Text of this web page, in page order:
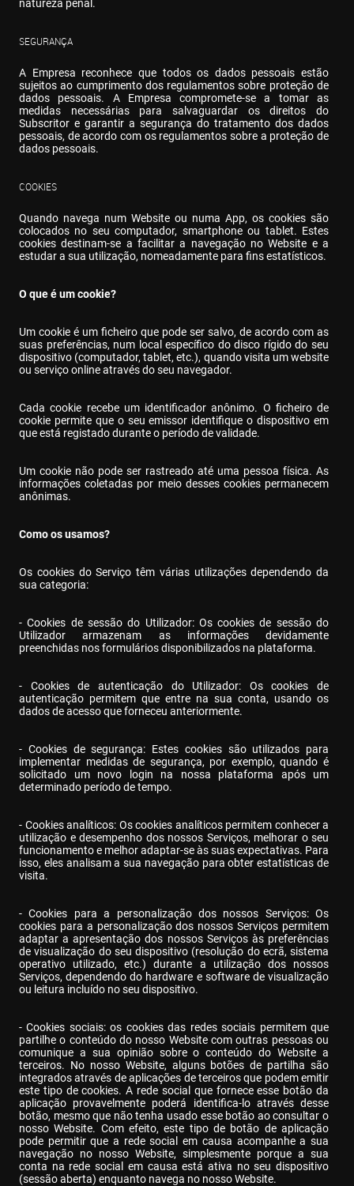
natureza penal.
SEGURANÇA
A Empresa reconhece que todos os dados pessoais estão
sujeitos ao cumprimento dos regulamentos sobre proteção de
dados pessoais. A Empresa compromete-se a tomar as
medidas necessárias para salvaguardar os direitos do
Subscritor e garantir a segurança do tratamento dos dados
pessoais, de acordo com os regulamentos sobre a proteção de
dados pessoais.
COOKIES
Quando navega num Website ou numa App, os cookies são
colocados no seu computador, smartphone ou tablet. Estes
cookies destinam-se a facilitar a navegação no Website e a
estudar a sua utilização, nomeadamente para fins estatísticos.
O que é um cookie?
Um cookie é um ficheiro que pode ser salvo, de acordo com as
suas preferências, num local específico do disco rígido do seu
dispositivo (computador, tablet, etc.), quando visita um website
ou serviço online através do seu navegador.
Cada cookie recebe um identificador anônimo. O ficheiro de
cookie permite que o seu emissor identifique o dispositivo em
que está registado durante o período de validade.
Um cookie não pode ser rastreado até uma pessoa física. As
informações coletadas por meio desses cookies permanecem
anônimas.
Como os usamos?
Os cookies do Serviço têm várias utilizações dependendo da
sua categoria:
- Cookies de sessão do Utilizador: Os cookies de sessão do
Utilizador armazenam as informações devidamente
preenchidas nos formulários disponibilizados na plataforma.
- Cookies de autenticação do Utilizador: Os cookies de
autenticação permitem que entre na sua conta, usando os
dados de acesso que forneceu anteriormente.
- Cookies de segurança: Estes cookies são utilizados para
implementar medidas de segurança, por exemplo, quando é
solicitado um novo login na nossa plataforma após um
determinado período de tempo.
- Cookies analíticos: Os cookies analíticos permitem conhecer a
utilização e desempenho dos nossos Serviços, melhorar o seu
funcionamento e melhor adaptar-se às suas expectativas. Para
isso, eles analisam a sua navegação para obter estatísticas de
visita.
- Cookies para a personalização dos nossos Serviços: Os
cookies para a personalização dos nossos Serviços permitem
adaptar a apresentação dos nossos Serviços às preferências
de visualização do seu dispositivo (resolução do ecrã, sistema
operativo utilizado, etc.) durante a utilização dos nossos
Serviços, dependendo do hardware e software de visualização
ou leitura incluído no seu dispositivo.
- Cookies sociais: os cookies das redes sociais permitem que
partilhe o conteúdo do nosso Website com outras pessoas ou
comunique a sua opinião sobre o conteúdo do Website a
terceiros. No nosso Website, alguns botões de partilha são
integrados através de aplicações de terceiros que podem emitir
este tipo de cookies. A rede social que fornece esse botão da
aplicação provavelmente poderá identifica-lo através desse
botão, mesmo que não tenha usado esse botão ao consultar o
nosso Website. Com efeito, este tipo de botão de aplicação
pode permitir que a rede social em causa acompanhe a sua
navegação no nosso Website, simplesmente porque a sua
conta na rede social em causa está ativa no seu dispositivo
(sessão aberta) enquanto navega no nosso Website.